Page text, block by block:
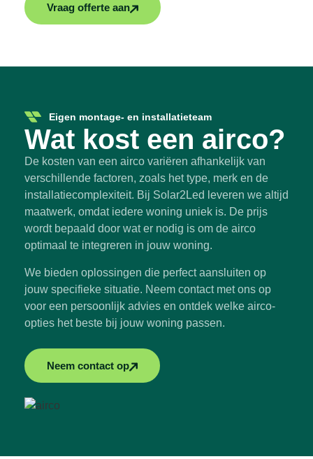
Vraag offerte aan
Eigen montage- en installatieteam
Wat kost een airco?
De kosten van een airco variëren afhankelijk van
verschillende factoren, zoals het type, merk en de
installatiecomplexiteit. Bij Solar2Led leveren we altijd
maatwerk, omdat iedere woning uniek is. De prijs
wordt bepaald door wat er nodig is om de airco
optimaal te integreren in jouw woning.
We bieden oplossingen die perfect aansluiten op
jouw specifieke situatie. Neem contact met ons op
voor een persoonlijk advies en ontdek welke airco-
opties het beste bij jouw woning passen.
Neem contact op